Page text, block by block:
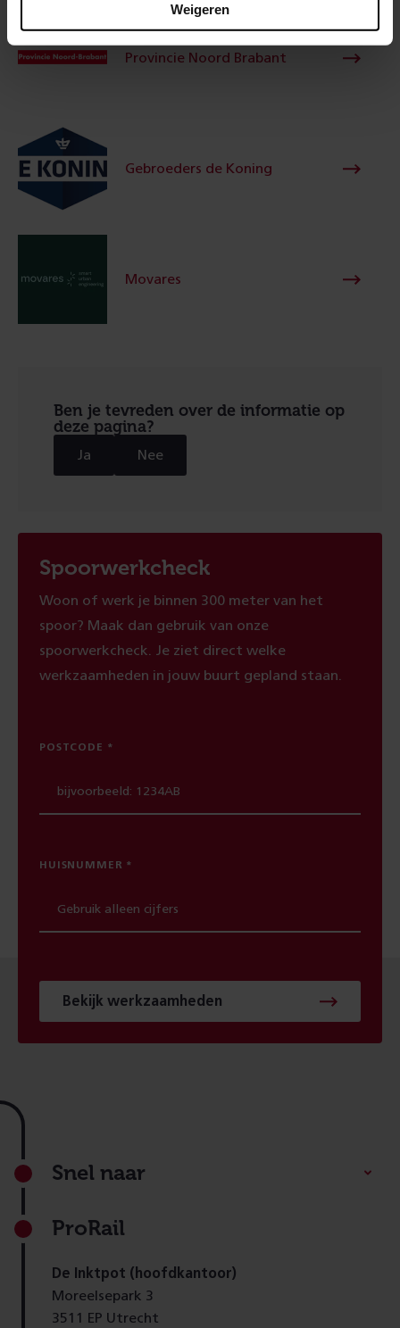
Weigeren
Provincie Noord Brabant
Gebroeders de Koning
Movares
Ben je tevreden over de informatie op
deze pagina?
Ja Nee
Spoorwerkcheck
Woon of werk je binnen 300 meter van het
spoor? Maak dan gebruik van onze
spoorwerkcheck. Je ziet direct welke
werkzaamheden in jouw buurt gepland staan.
POSTCODE
HUISNUMMER
Bekijk werkzaamheden
Footer
Snel naar
ProRail
De Inktpot (hoofdkantoor)
Moreelsepark 3
3511 EP Utrecht